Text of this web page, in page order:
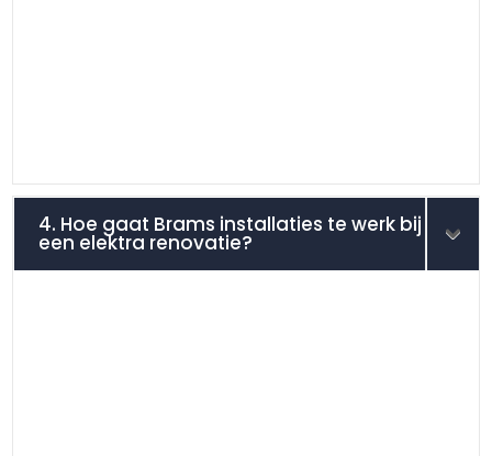
4. Hoe gaat Brams installaties te werk bij
een elektra renovatie?